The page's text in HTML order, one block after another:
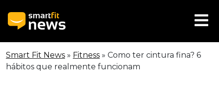
Smart Fit News » Fitness » Como ter cintura fina? 6
hábitos que realmente funcionam